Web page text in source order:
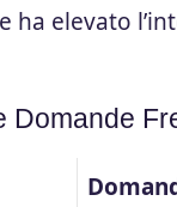
ha elevato
Domande